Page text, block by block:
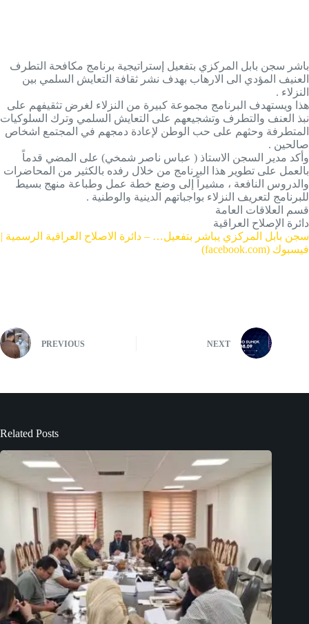
باشر سجن بابل المركزي بتفعيل إستراتيجية برنامج مكافحة التطرف
العنيف المؤدي الى الارهاب بهدف نشر ثقافة التعايش السلمي بين
النزلاء .
هذا ويستهدف البرنامج مجموعة كبيرة من النزلاء لغرض تثقيفهم على
نبذ العنف والتطرف وتشجيعهم على التعايش السلمي وترك السلوكيات
المتطرفة وحثهم على حب الوطن لإعادة دمجهم في المجتمع اشخاص
صالحين .
وأكد مدير السجن الاستاذ ( عباس ناصر شمخي) على المضي قدماً
بالعمل على تطوير هذا البرنامج من خلال رفده بالكثير من المحاضرات
والدروس النافعة ، مشيراً إلى وضع خطة عمل وطباعة منهج بسيط
للبرنامج لتعريف النزلاء بواجباتهم الدينية والوطنية .
قسم العلاقات العامة
دائرة الإصلاح العراقية
سجن بابل المركزي يباشر بتفعيل… – دائرة الاصلاح العراقية الرسمية |
فيسبوك (facebook.com)
PREVIOUS NEXT
Related Posts